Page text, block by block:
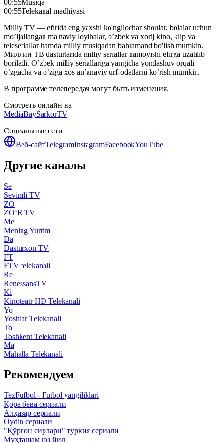
00:55Musiqa
00:55Telekanal madhiyasi
Milliy TV — efirida eng yaxshi ko'ngilochar shoular, bolalar uchun
mo’ljallangan ma'naviy loyihalar, o’zbek va xorij kino, klip va
teleseriallar hamda milliy musiqadan bahramand bo'lish mumkin.
Миллий ТВ dasturlarida milliy seriallar namoyishi efirga uzatilib
boriladi. O’zbek milliy seriallariga yangicha yondashuv orqali
o’zgacha va o’ziga xos an’anaviy urf-odatlarni ko’rish mumkin.
В программе телепередач могут быть изменения.
Смотреть онлайн на
MediaBaySarkorTV
Социальные сети
Веб-сайтTelegramInstagramFacebookYouTube
Другие каналы
Se
Sevimli TV
ZO
ZO‘R TV
Me
Mening Yurtim
Da
Dasturxon TV
FT
FTV telekanali
Re
RenessansTV
Ki
Kinoteatr HD Telekanali
Yo
Yoshlar Telekanali
To
Toshkent Telekanali
Ma
Mahalla Telekanali
Рекомендуем
TezFufbol - Futbol yangiliklari
Қора бева сериали
Алҳазар сериали
Oydin сериали
"Қўрғон сирлари" туркия сериали
Муҳташам юз йил